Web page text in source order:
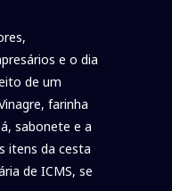
e o dia
de um
farinha
sabonete e a
itens da cesta
de ICMS, se